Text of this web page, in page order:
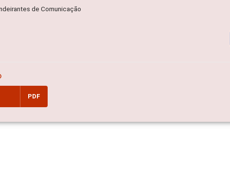
de Comunicação
PDF